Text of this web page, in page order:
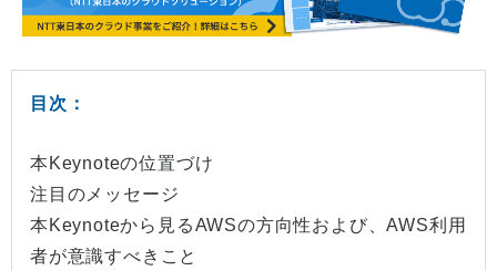
目次：
本Keynoteの位置づけ
注目のメッセージ
本Keynoteから見るAWSの方向性および、AWS利用
者が意識すべきこと